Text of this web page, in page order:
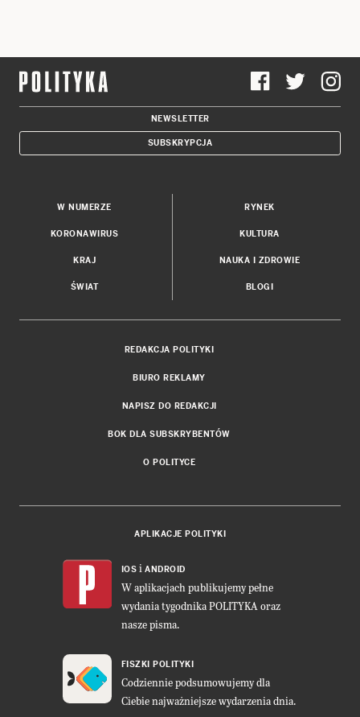
NEWSLETTER
SUBSKRYPCJA
W NUMERZE
KORONAWIRUS
KRAJ
ŚWIAT
RYNEK
KULTURA
NAUKA I ZDROWIE
BLOGI
REDAKCJA POLITYKI
BIURO REKLAMY
NAPISZ DO REDAKCJI
BOK DLA SUBSKRYBENTÓW
O POLITYCE
APLIKACJE POLITYKI
IOS i ANDROID
W aplikacjach publikujemy pełne
wydania tygodnika POLITYKA oraz
nasze pisma.
FISZKI POLITYKI
Codziennie podsumowujemy dla
Ciebie najważniejsze wydarzenia dnia.